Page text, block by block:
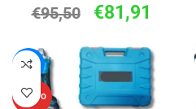
€95,50 €81,91
-20%
NUOVO